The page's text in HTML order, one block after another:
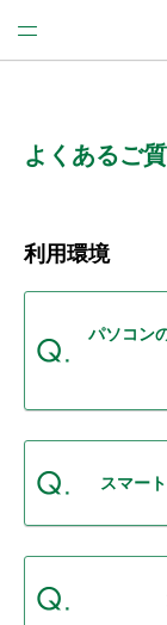
JAネットバンク
機能・サービス
セキュリティ
よくあるご
利用環境
パソコン
スマー